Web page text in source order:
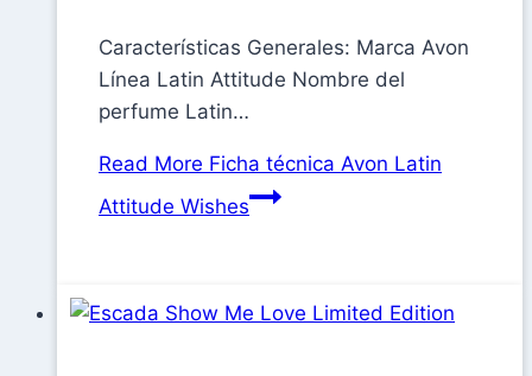
Características Generales: Marca Avon
Línea Latin Attitude Nombre del
perfume Latin…
Read More Ficha técnica Avon Latin
Attitude Wishes